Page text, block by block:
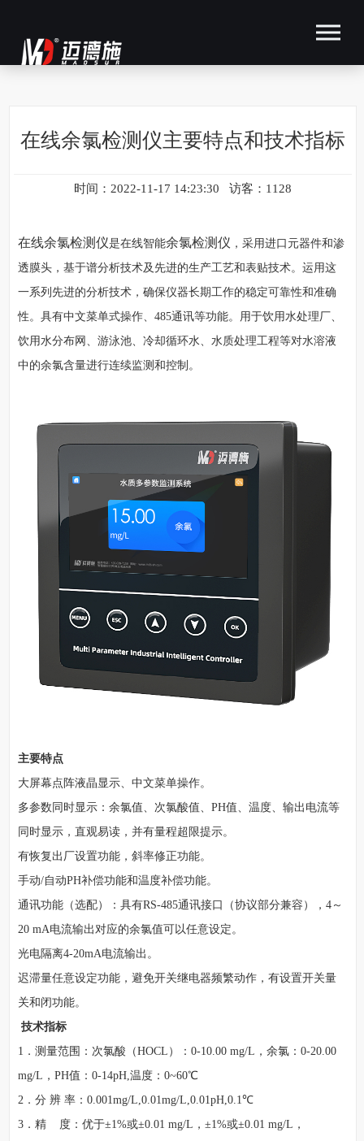
在线余氯检测仪主要特点和技术指标
时间：2022-11-17 14:23:30 访客：1128
在线余氯检测仪是在线智能余氯检测仪 ，采用进口元器件和渗
透膜头，基于谱分析技术及先进的生产工艺和表贴技术。运用这
一系列先进的分析技术，确保仪器长期工作的稳定可靠性和准确
性。具有中文菜单式操作、485通讯等功能。用于饮用水处理厂、
饮用水分布网、游泳池、冷却循环水、水质处理工程等对水溶液
中的余氯含量进行连续监测和控制。
主要特点
大屏幕点阵液晶显示、中文菜单操作。
多参数同时显示：余氯值、次氯酸值、PH值、温度、输出电流等
同时显示，直观易读，并有量程超限提示。
有恢复出厂设置功能，斜率修正功能。
手动/自动PH补偿功能和温度补偿功能。
通讯功能（选配）：具有RS-485通讯接口（协议部分兼容），4～
20 mA电流输出对应的余氯值可以任意设定。
光电隔离4-20mA电流输出。
迟滞量任意设定功能，避免开关继电器频繁动作，有设置开关量
关和闭功能。
技术指标
1．测量范围：次氯酸（HOCL）：0-10.00 mg/L，余氯：0-20.00
mg/L，PH值：0-14pH,温度：0~60℃
2．分 辨 率：0.001mg/L,0.01mg/L,0.01pH,0.1℃
3．精 度：优于±1%或±0.01 mg/L，±1%或±0.01 mg/L，